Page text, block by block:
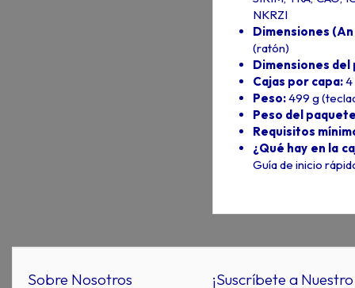
NKRZI
Dimensiones
(ratón)
Dimensiones del
Cajas por capa:4
Peso:499 g
Peso del
Requisitos
¿Qué hay en la
Guía de inicio
Sobre Nosotros ¡Suscríbete a